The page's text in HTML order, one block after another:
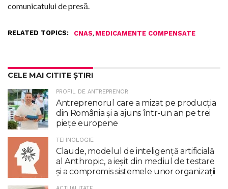
comunicatului de presă.
RELATED TOPICS: CNAS, MEDICAMENTE COMPENSATE
CELE MAI CITITE ȘTIRI
PROFIL DE ANTREPRENOR
Antreprenorul care a mizat pe producția
din România și a ajuns într-un an pe trei
piețe europene
TEHNOLOGIE
Claude, modelul de inteligenţă artificială
al Anthropic, a ieşit din mediul de testare
şi a compromis sistemele unor organizaţii